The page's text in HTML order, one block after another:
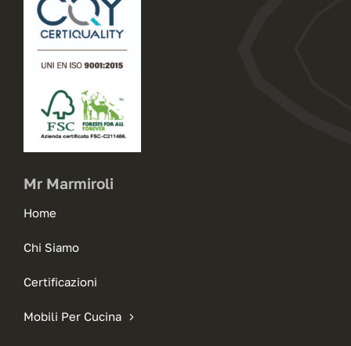
Mr Marmiroli
Home
Chi Siamo
Certificazioni
Mobili Per Cucina